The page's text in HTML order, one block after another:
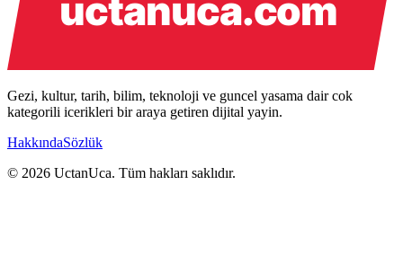
Gezi, kultur, tarih, bilim, teknoloji ve guncel yasama dair cok
kategorili icerikleri bir araya getiren dijital yayin.
HakkındaSözlük
© 2026 UctanUca. Tüm hakları saklıdır.